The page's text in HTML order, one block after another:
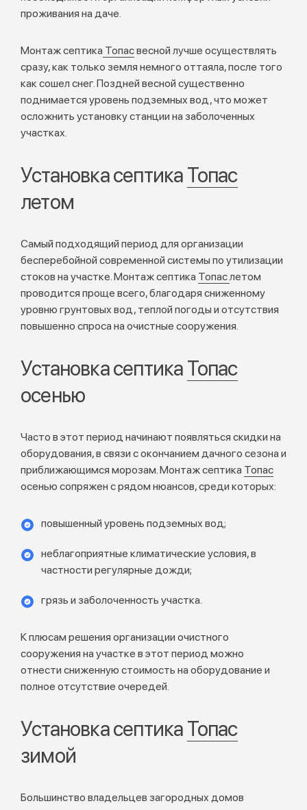
проживания на даче.
Монтаж септика Топасвесной лучше осуществлять
сразу, как только земля немного оттаяла, после того
как сошел снег. Поздней весной существенно
поднимается уровень подземных вод, что может
осложнить установку станции на заболоченных
участках.
Установка септикаТопас
летом
Самый подходящий период для организации
бесперебойной современной системы по утилизации
стоков на участке. Монтаж септика Топаслетом
проводится проще всего, благодаря сниженному
уровню грунтовых вод, теплой погоды и отсутствия
повышенно спроса на очистные сооружения.
Установка септикаТопас
осенью
Часто в этот период начинают появляться скидки на
оборудования, в связи с окончанием дачного сезона и
приближающимся морозам. Монтаж септика Топас
осенью сопряжен с рядом нюансов, среди которых:
повышенный уровень подземных вод;
неблагоприятные климатические условия, в
частности регулярные дожди;
грязь и заболоченность участка.
К плюсам решения организации очистного
сооружения на участке в этот период можно
отнести сниженную стоимость на оборудование и
полное отсутствие очередей.
Установка септикаТопас
зимой
Большинство владельцев загородных домов